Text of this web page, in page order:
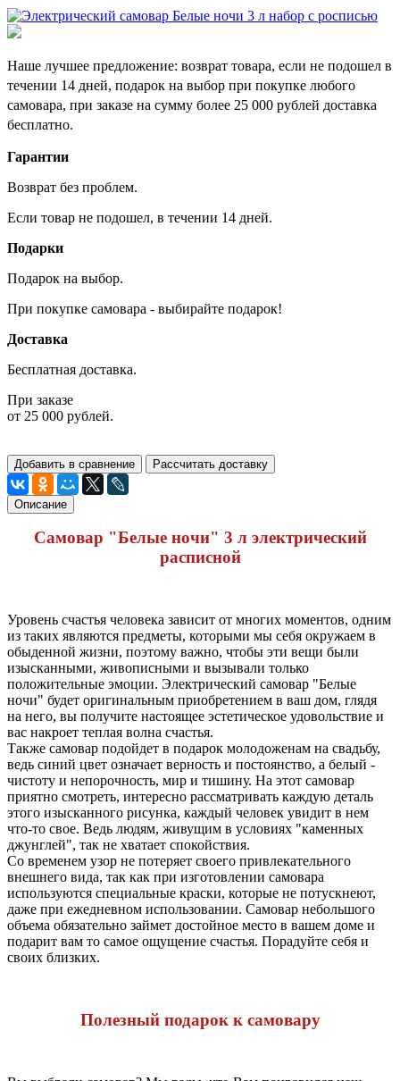
Наше лучшее предложение: возврат товара, если не подошел в
течении 14 дней, подарок на выбор при покупке любого
самовара, при заказе на сумму более 25 000 рублей доставка
бесплатно.
Гарантии
Возврат без проблем.
Если товар не подошел, в течении 14 дней.
Подарки
Подарок на выбор.
При покупке самовара - выбирайте подарок!
Доставка
Бесплатная доставка.
При заказе
от 25 000 рублей.
Добавить в сравнение Рассчитать доставку
Описание
Самовар "Белые ночи" 3 л электрический
расписной
Уровень счастья человека зависит от многих моментов, одним
из таких являются предметы, которыми мы себя окружаем в
обыденной жизни, поэтому важно, чтобы эти вещи были
изысканными, живописными и вызывали только
положительные эмоции. Электрический самовар "Белые
ночи" будет оригинальным приобретением в ваш дом, глядя
на него, вы получите настоящее эстетическое удовольствие и
вас накроет теплая волна счастья.
Также самовар подойдет в подарок молодоженам на свадьбу,
ведь синий цвет означает верность и постоянство, а белый -
чистоту и непорочность, мир и тишину. На этот самовар
приятно смотреть, интересно рассматривать каждую деталь
этого изысканного рисунка, каждый человек увидит в нем
что-то свое. Ведь людям, живущим в условиях "каменных
джунглей", так не хватает спокойствия.
Со временем узор не потеряет своего привлекательного
внешнего вида, так как при изготовлении самовара
используются специальные краски, которые не потускнеют,
даже при ежедневном использовании. Самовар небольшого
объема обязательно займет достойное место в вашем доме и
подарит вам то самое ощущение счастья. Порадуйте себя и
своих близких.
Полезный подарок к самовару